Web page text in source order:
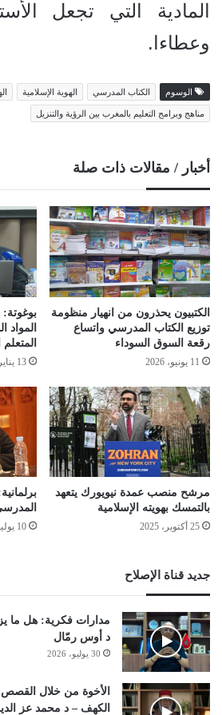
المادية التي تجعل
وعطاءا.
الوسوم الكتاب المدرسي الهوية الإسلامية
مناهج وبرامج التعليم بالمغرب بين الرؤية والتنزيل
أخبار / مقالات ذات صلة
الكتبيون يحذرون من انهيار منظومة
توزيع الكتاب المدرسي واتساع
رقعة السوق السوداء
11 يونيو، 2026
بوغوتة:
13 يناير، 2026
مرشح منصب عمدة نيويورك يتعهد
بالتمسك بهويته الإسلامية
25 أكتوبر، 2025 10 يوليو، 2025
جديد قناة الإصلاح
مدارات فكرية: هل ما
د أوس رمّال
30 يوليو، 2026
الأخوة من خلال
الكهف – د محمد عز